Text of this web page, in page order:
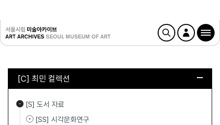
[C] 최민 컬렉션
[S] 도서 자료
[SS] 시각문화연구